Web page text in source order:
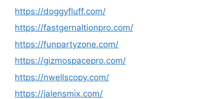
https://doggyfluff.com/
https://fastgernaltionpro.com/
https://funpartyzone.com/
https://gizmospacepro.com/
https://nwellscopy.com/
https://jalensmix.com/